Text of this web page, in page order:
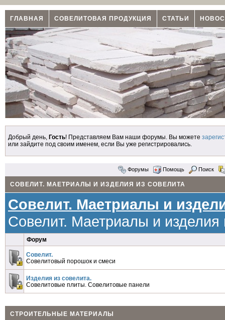
ГЛАВНАЯ СОВЕЛИТОВАЯ ПРОДУКЦИЯ СТАТЬИ
Добрый день, Гость! Представляем Вам наши форумы. Вы можете
или зайдите под своим именем, если Вы уже регистрировались.
Форумы Помощь Поиск
СОВЕЛИТ. МАЕТРИАЛЫ И ИЗДЕЛИЯ ИЗ СОВЕЛИТА
Совелит. Маетриалы и
Совелит. Маетриалы и изделия
Форум
Совелит.
Совелитовый порошок и смеси
Изделия из совелита.
Совелитовые плиты. Совелитовые панели
СТРОИТЕЛЬНЫЕ МАТЕРИАЛЫ